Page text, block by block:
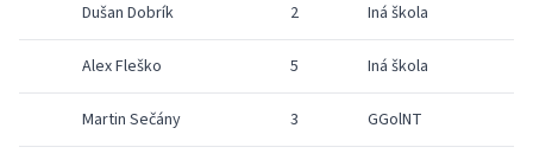
Dušan Dobrík 2 Iná škola
Alex Fleško 5 Iná škola
Martin Sečány 3 GGolNT